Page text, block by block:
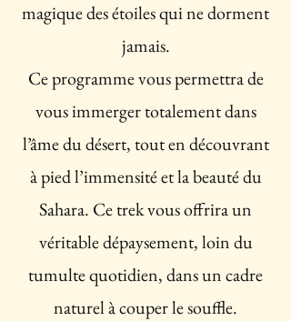
magique des étoiles qui ne dorment
jamais.
Ce programme vous permettra de
vous immerger totalement dans
l’âme du désert, tout en découvrant
à pied l’immensité et la beauté du
Sahara. Ce trek vous offrira un
véritable dépaysement, loin du
tumulte quotidien, dans un cadre
naturel à couper le souffle.